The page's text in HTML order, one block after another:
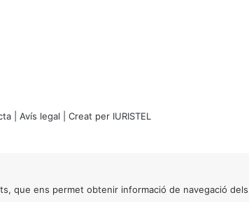
Avís legal | Creat per IURISTEL
que ens permet obtenir informació de navegació